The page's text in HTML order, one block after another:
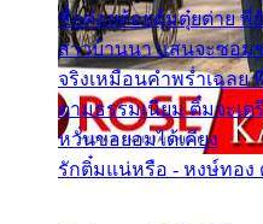
ชื่อต๋อยต้อยตุ้มตุ๋ยต่าย พี่
สาวบ้านนา แสนจะซอม
จริงเหมือนคำพร่ำเฉลย
ตามธรรมเนียม ติ๋มจะเ
หวั่นขอยอมได้เคียง
รักติ๋มแน่หรือ - หงษ์ทอง